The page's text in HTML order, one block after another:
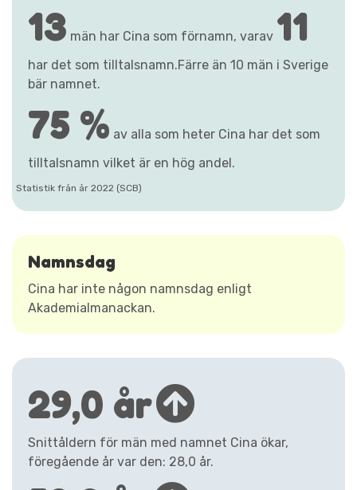
13 män har Cina som förnamn, varav 11
har det som tilltalsnamn.Färre än 10 män i Sverige
bär namnet.
75 % av alla som heter Cina har det som
tilltalsnamn vilket är en hög andel.
Statistik från år 2022 (SCB)
Namnsdag
Cina har inte någon namnsdag enligt
Akademialmanackan.
29,0 år
Snittåldern för män med namnet Cina ökar,
föregående år var den: 28,0 år.